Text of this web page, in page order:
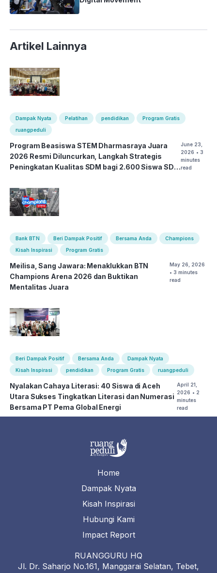
Artikel Lainnya
Dampak Nyata Pelatihan pendidikan
Program Gratis
ruangpeduli
Program Beasiswa STEM Dharmasraya Juara
2026 Resmi Diluncurkan, Langkah Strategis
Peningkatan Kualitas SDM bagi 2.600 Siswa SD
June 23,
2026 • 3
minutes
read
Bank BTN Beri Dampak Positif Bersama Anda
Champions
Kisah Inspirasi
Program Gratis
Meilisa, Sang Jawara: Menaklukkan BTN
Champions Arena 2026 dan Buktikan
Mentalitas Juara
May 26, 2026
• 3 minutes
read
Beri Dampak Positif Bersama Anda
Dampak Nyata
Kisah Inspirasi
pendidikan Program Gratis ruangpeduli
Nyalakan Cahaya Literasi: 40 Siswa di Aceh
Utara Sukses Tingkatkan Literasi dan Numerasi
Bersama PT Pema Global Energi
April 21,
2026 • 2
minutes
read
Home
Dampak Nyata
Kisah Inspirasi
Hubungi Kami
Impact Report
RUANGGURU HQ
Jl. Dr. Saharjo No.161, Manggarai Selatan, Tebet,